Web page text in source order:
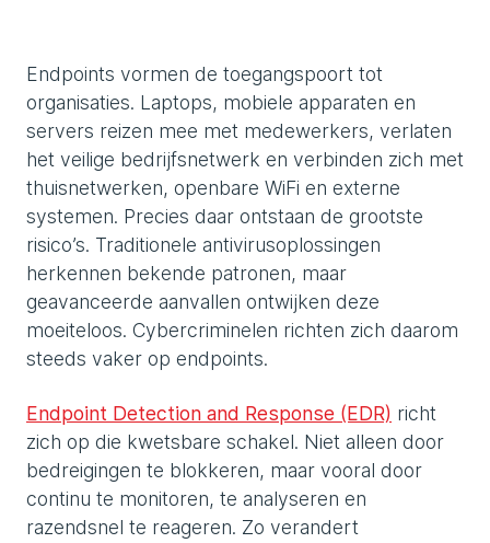
Endpoints vormen de toegangspoort tot
organisaties. Laptops, mobiele apparaten en
servers reizen mee met medewerkers, verlaten
het veilige bedrijfsnetwerk en verbinden zich met
thuisnetwerken, openbare WiFi en externe
systemen. Precies daar ontstaan de grootste
risico’s. Traditionele antivirusoplossingen
herkennen bekende patronen, maar
geavanceerde aanvallen ontwijken deze
moeiteloos. Cybercriminelen richten zich daarom
steeds vaker op endpoints.
Endpoint Detection and Response (EDR) richt
zich op die kwetsbare schakel. Niet alleen door
bedreigingen te blokkeren, maar vooral door
continu te monitoren, te analyseren en
razendsnel te reageren. Zo verandert